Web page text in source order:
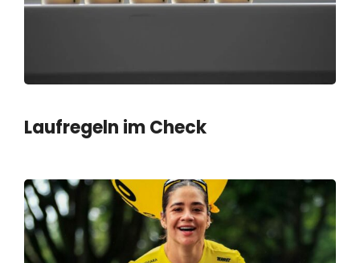
Laufregeln im Check